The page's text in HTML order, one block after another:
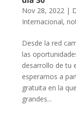
Nov 28, 2022|
Internacional,
Desde la red
las
desarrollo de tu
esperamos a
gratuita en la
grandes...